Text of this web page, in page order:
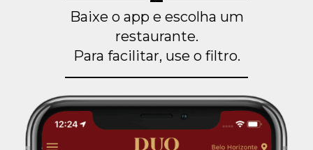
Baixe o app e escolha um
restaurante.
Para facilitar, use o filtro.